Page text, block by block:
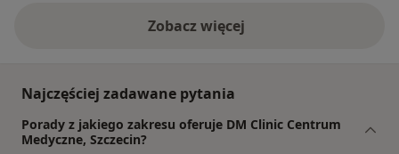
Zobacz więcej
Najczęściej zadawane pytania
Porady z jakiego zakresu oferuje DM Clinic Centrum
Medyczne, Szczecin?